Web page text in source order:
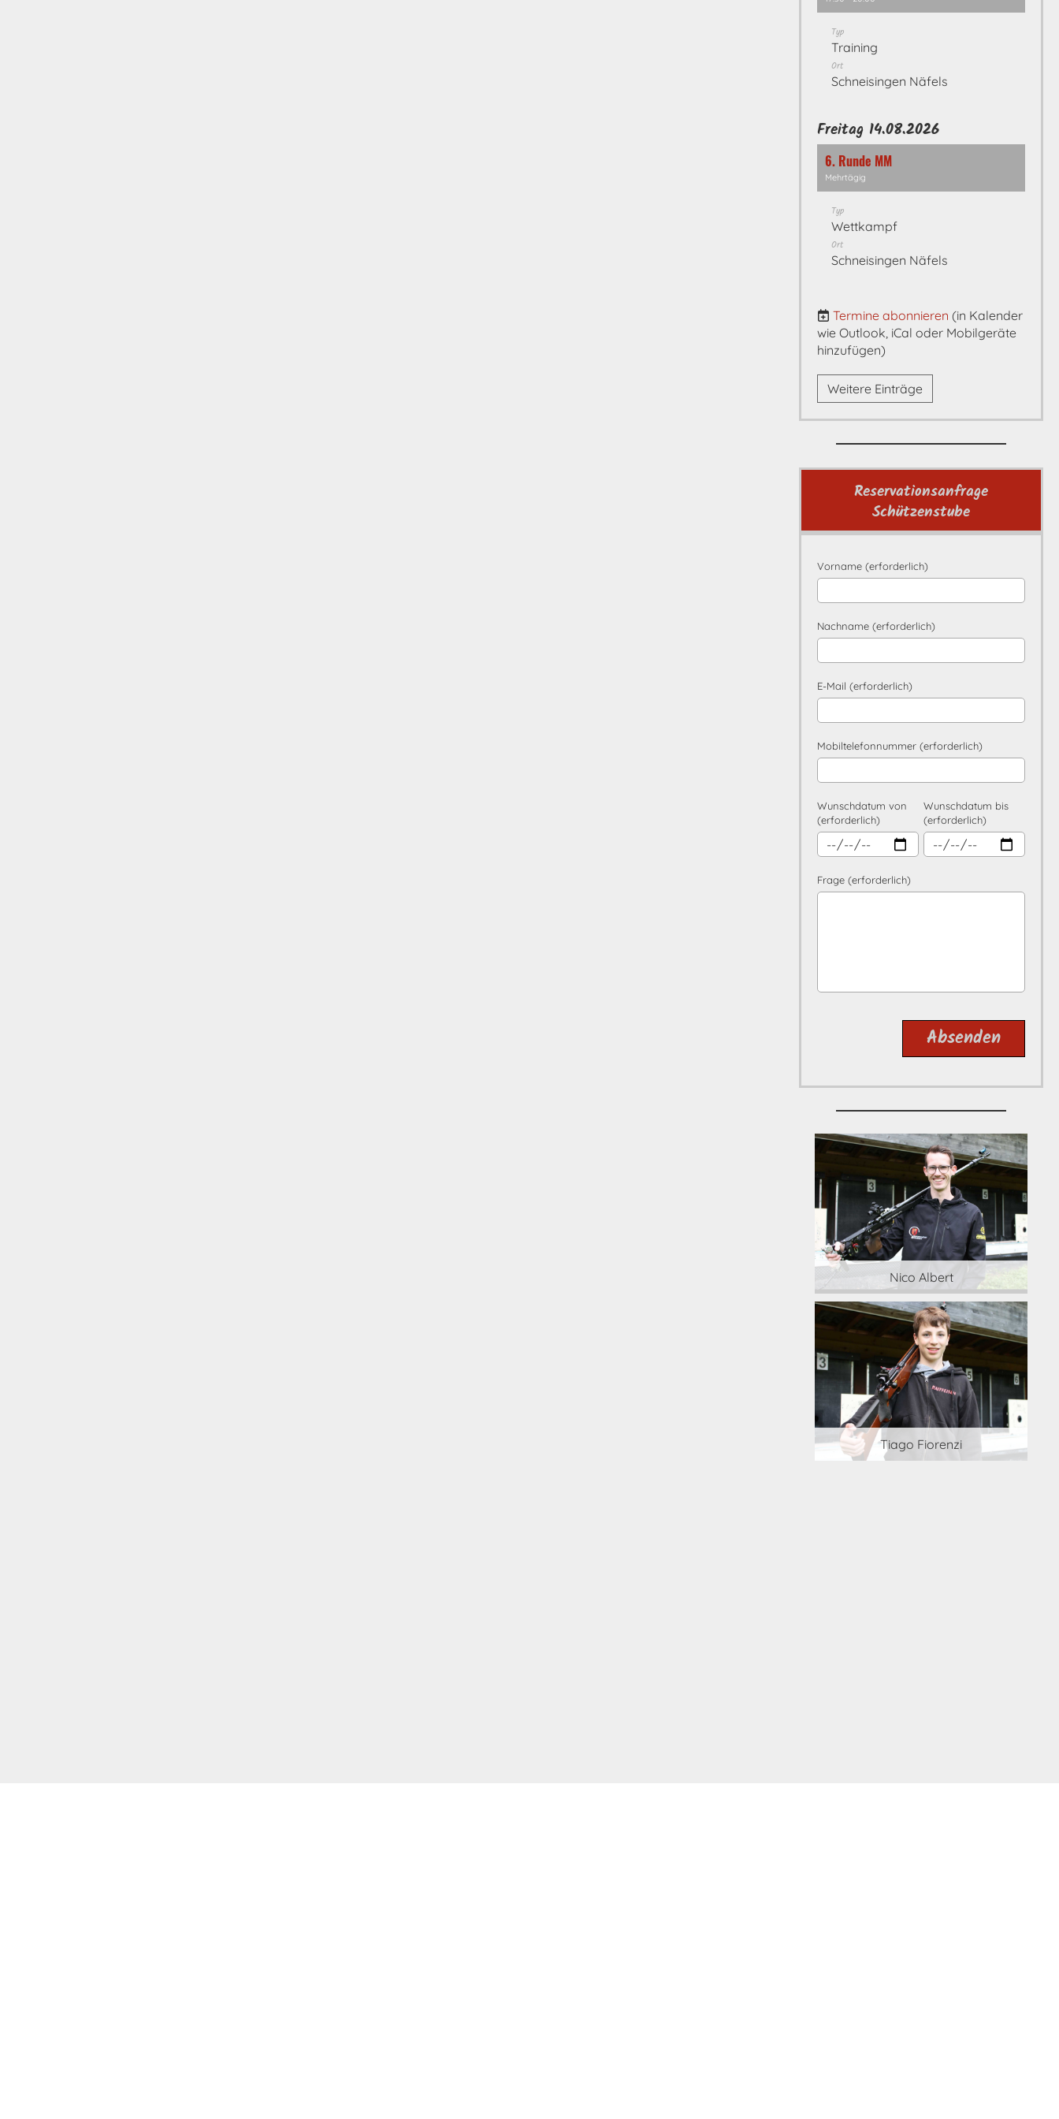
Typ
Training
Ort
Schneisingen Näfels
Freitag 14.08.2026
6. Runde MM
Mehrtägig
Typ
Wettkampf
Ort
Schneisingen Näfels
Termine abonnieren (in Kalender
wie Outlook, iCal oder Mobilgeräte
hinzufügen)
Weitere Einträge
Reservationsanfrage
Schützenstube
Vorname (erforderlich)
Nachname (erforderlich)
E-Mail (erforderlich)
Mobiltelefonnummer (erforderlich)
Wunschdatum von
(erforderlich)
Wunschdatum bis
(erforderlich)
Frage (erforderlich)
Nico Albert
Tiago Fiorenzi